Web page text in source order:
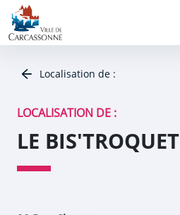
Aller au contenu
Aller au menu
Aller au plan du site
Aller à la recherche
Localisation de :
LOCALISATION DE :
LE BIS'TROQUET
Panneau de gestion des cookies